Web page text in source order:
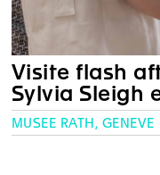
Visite flash
Sylvia Sleigh
MUSÉE RATH, GENÈVE